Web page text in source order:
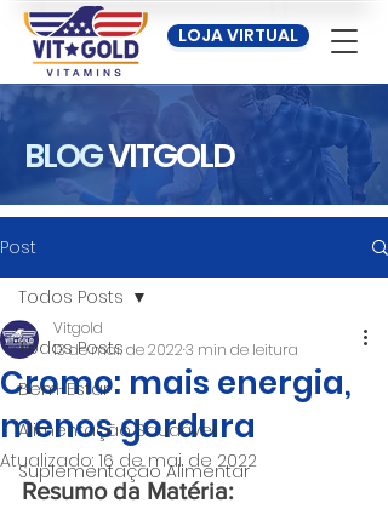
LOJA VIRTUAL
BLOGVITGOLD
Post
Todos Posts
Bem-Estar
Alimentação Saudável
Suplementação Alimentar
Todos Posts
Cromo: mais energia,
menos gordura
Vitgold
13 de mai. de 20223 min de leitura
Atualizado: 16 de mai. de 2022
Resumo da Matéria: